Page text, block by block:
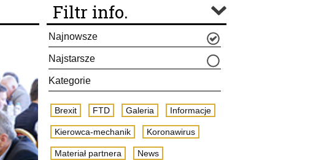
Filtr info.
Najnowsze
Najstarsze
Kategorie
Brexit FTD Galeria Informacje
Kierowca-mechanik Koronawirus
Materiał partnera News